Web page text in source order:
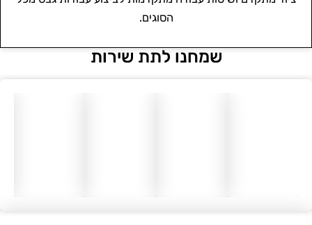
הסוגים.
שמחנו לתת שירות